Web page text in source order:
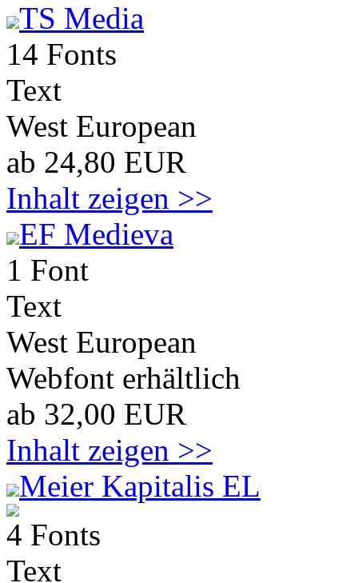
TS Media
14 Fonts
Text
West European
ab 24,80 EUR
Inhalt zeigen >>
EF Medieva
1 Font
Text
West European
Webfont erhältlich
ab 32,00 EUR
Inhalt zeigen >>
Meier Kapitalis EL
4 Fonts
Text